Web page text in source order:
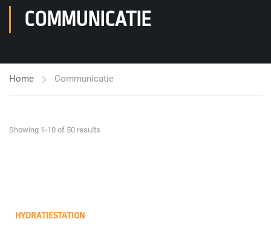
COMMUNICATIE
Home Communicatie
Showing 1-10 of 50 results
HYDRATIESTATION